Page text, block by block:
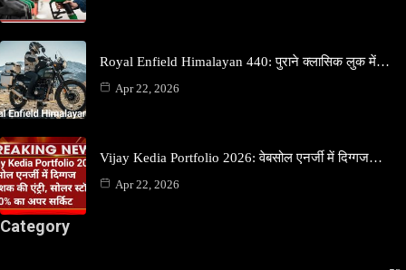
Royal Enfield Himalayan 440: पुराने क्लासिक लुक में…
Apr 22, 2026
Vijay Kedia Portfolio 2026: वेबसोल एनर्जी में दिग्गज…
Apr 22, 2026
Category